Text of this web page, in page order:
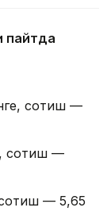
пайтда
сотиш —
сотиш —
— 5,65